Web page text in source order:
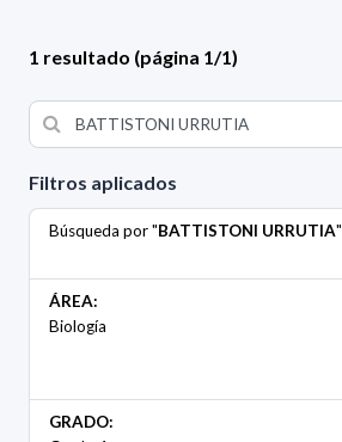
Filtros aplicados
Búsqueda por "BATTISTONI URRUTIA"
ÁREA:
Biología
GRADO:
1 resultado (página 1/1)